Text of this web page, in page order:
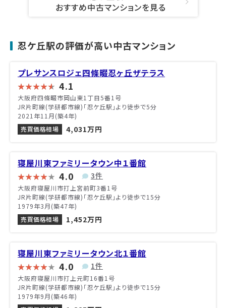
おすすめ中古マンションを見る
忍ケ丘駅の評価が高い中古マンション
プレサンスロジェ四條畷忍ヶ丘ザテラス
4.1
大阪府四條畷市岡山東1丁目5番1号
JR片町線(学研都市線)「忍ケ丘駅」より徒歩で5分
2021年11月(築4年)
売買価格相場
4,031万円
寝屋川東ファミリータウン中１番館
4.0 3件
大阪府寝屋川市打上宮前町3番1号
JR片町線(学研都市線)「忍ケ丘駅」より徒歩で15分
1979年3月(築47年)
売買価格相場
1,452万円
寝屋川東ファミリータウン北１番館
4.0 1件
大阪府寝屋川市打上元町16番1号
JR片町線(学研都市線)「忍ケ丘駅」より徒歩で15分
1979年9月(築46年)